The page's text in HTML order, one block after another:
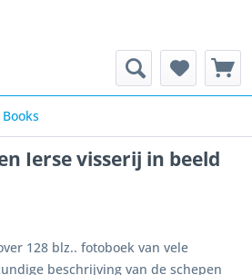
Ierse visserij in beeld
128 blz.. fotoboek van vele
beschrijving van de schepen